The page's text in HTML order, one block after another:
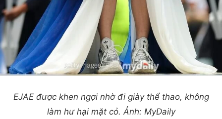
EJAE được khen ngợi nhờ đi giày thể thao, không
làm hư hại mặt cỏ. Ảnh: MyDaily